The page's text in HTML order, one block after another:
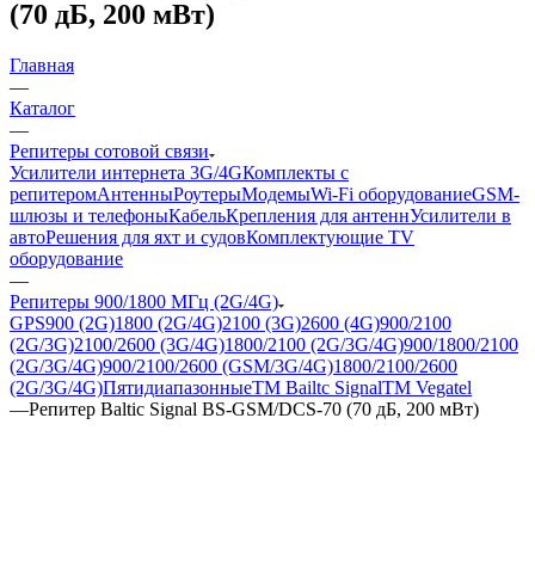
(70 дБ, 200 мВт)
Главная
—
Каталог
—
Репитеры сотовой связи
Усилители интернета 3G/4GКомплекты с
репитеромАнтенныРоутерыМодемыWi-Fi оборудованиеGSM-
шлюзы и телефоныКабельКрепления для антеннУсилители в
автоРешения для яхт и судовКомплектующие TV
оборудование
—
Репитеры 900/1800 МГц (2G/4G)
GPS900 (2G)1800 (2G/4G)2100 (3G)2600 (4G)900/2100
(2G/3G)2100/2600 (3G/4G)1800/2100 (2G/3G/4G)900/1800/2100
(2G/3G/4G)900/2100/2600 (GSM/3G/4G)1800/2100/2600
(2G/3G/4G)ПятидиапазонныеТМ Bailtc SignalТМ Vegatel
—Репитер Baltic Signal BS-GSM/DCS-70 (70 дБ, 200 мВт)